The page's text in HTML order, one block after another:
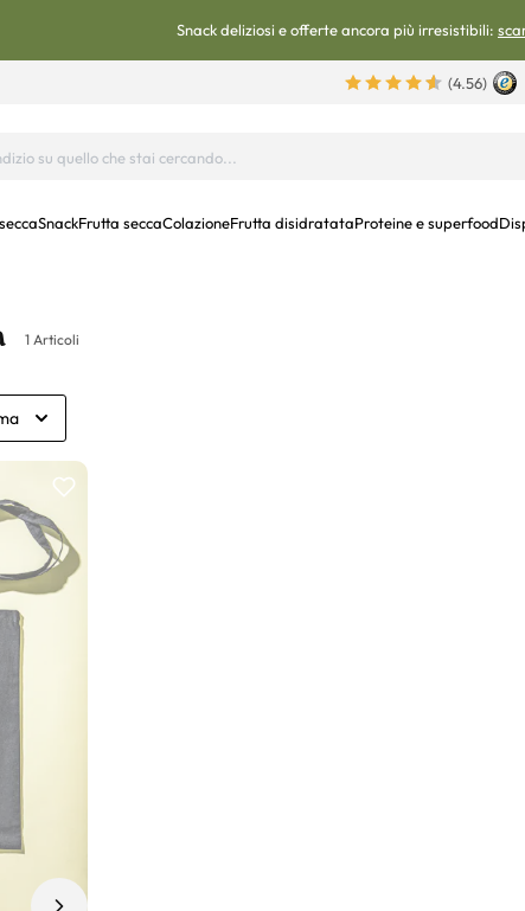
Snack deliziosi e offerte ancora più irresistibili:
(4.56)
SnackFrutta seccaColazioneFrutta disidratataProteine e superfood
1 Articoli